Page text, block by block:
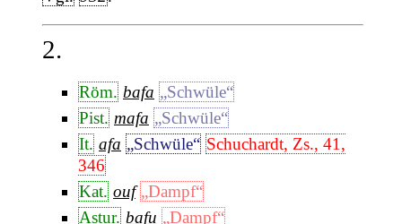
2.
Röm. bafa „Schwüle“
Pist. mafa „Schwüle“
It. afa „Schwüle“ Schuchardt, Zs., 41,
346
Kat. ouf „Dampf“
Astur. bafu „Dampf“